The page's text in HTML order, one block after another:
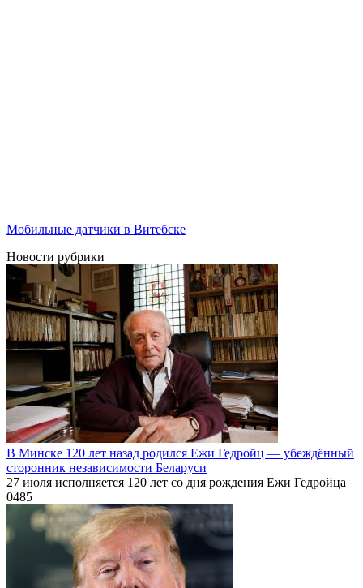
Мобильные датчики в Витебске
Новости рубрики
В Минске 120 лет назад родился Ежи Гедройц — убеждённый
сторонник независимости Беларуси
27 июля исполняется 120 лет со дня рождения Ежи Гедройца
0485